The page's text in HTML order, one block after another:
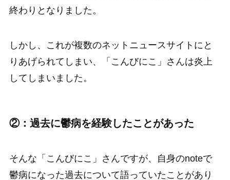
終わりとなりました。
しかし、これが複数のネットニュースサイトにと
りあげられてしまい、「こんびにこ」さんは炎上
してしまいました。
②：過去に鬱病を経験したことがあった
そんな「こんびにこ」さんですが、自身のnoteで
鬱病になった過去について語っていたことがあり